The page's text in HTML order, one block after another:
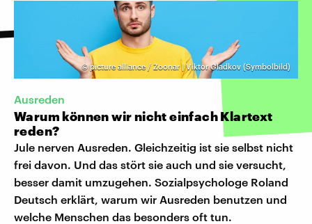
©picture alliance / Zoonar | Viktor Gladkov (Symbolbild)
Ausreden
Warum können wir nicht einfach Klartext
reden?
Jule nerven Ausreden. Gleichzeitig ist sie selbst nicht
frei davon. Und das stört sie auch und sie versucht,
besser damit umzugehen. Sozialpsychologe Roland
Deutsch erklärt, warum wir Ausreden benutzen und
welche Menschen das besonders oft tun.